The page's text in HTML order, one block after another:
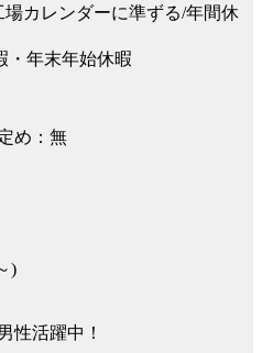
カレンダーに準ずる/年間休
・年末年始休暇
め：無
)
性活躍中！